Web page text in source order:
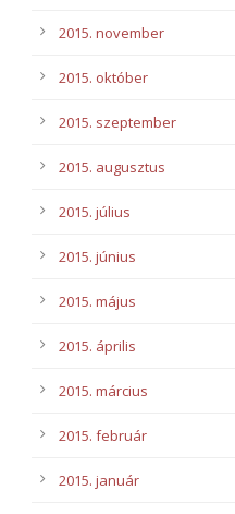
2015. november
2015. október
2015. szeptember
2015. augusztus
2015. július
2015. június
2015. május
2015. április
2015. március
2015. február
2015. január